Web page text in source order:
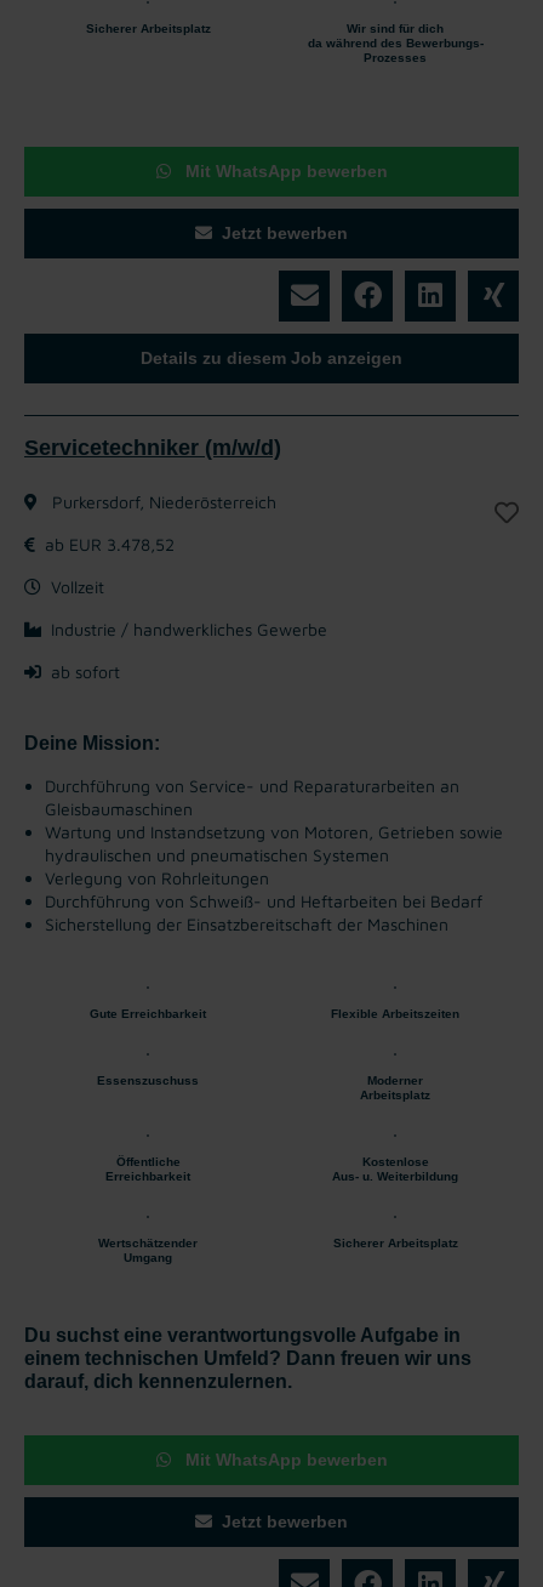
Sicherer Arbeitsplatz
Wir sind für dich
da während des Bewerbungs-
Prozesses
Mit WhatsApp bewerben
Jetzt bewerben
Details zu diesem Job anzeigen
Servicetechniker (m/w/d)
Purkersdorf, Niederösterreich
ab EUR 3.478,52
Vollzeit
Industrie / handwerkliches Gewerbe
ab sofort
Deine Mission:
Durchführung von Service- und Reparaturarbeiten an
Gleisbaumaschinen
Wartung und Instandsetzung von Motoren, Getrieben sowie
hydraulischen und pneumatischen Systemen
Verlegung von Rohrleitungen
Durchführung von Schweiß- und Heftarbeiten bei Bedarf
Sicherstellung der Einsatzbereitschaft der Maschinen
Gute Erreichbarkeit Flexible Arbeitszeiten
Essenszuschuss
Moderner
Arbeitsplatz
Öffentliche
Erreichbarkeit
Kostenlose
Aus- u. Weiterbildung
Wertschätzender
Umgang
Sicherer Arbeitsplatz
Du suchst eine verantwortungsvolle Aufgabe in
einem technischen Umfeld? Dann freuen wir uns
darauf, dich kennenzulernen.
Mit WhatsApp bewerben
Jetzt bewerben